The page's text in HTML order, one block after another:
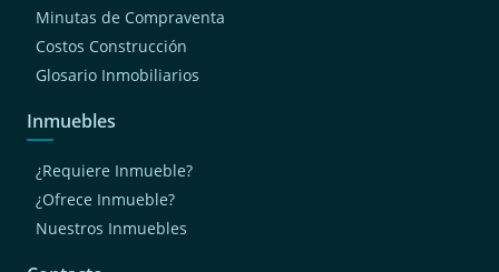
Minutas de Compraventa
Costos Construcción
Glosario Inmobiliarios
Inmuebles
¿Requiere Inmueble?
¿Ofrece Inmueble?
Nuestros Inmuebles